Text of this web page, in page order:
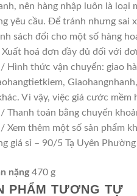
nên hàng nhập luôn là loại
yêu cầu. Để tránh nhưng sai
sách đổi cho một số hàng
hoá đơn đầy đủ đối với
Hình thức vận chuyển: giao
Vì vậy, việc giá cước mềm
Thanh toán bằng chuyển
Xem thêm một số sản phẩm
giá sỉ – 90/5 Tạ Uyên
nặng 470 g
PHẨM TƯƠNG TỰ